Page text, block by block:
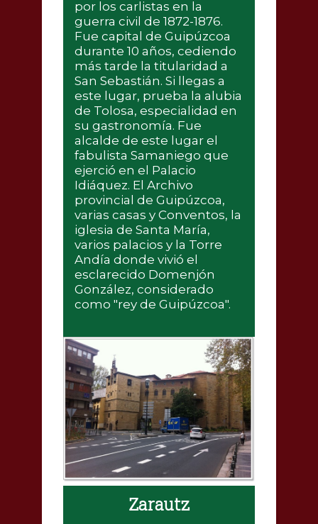
por los carlistas en la
guerra civil de 1872-1876.
Fue capital de Guipúzcoa
durante 10 años, cediendo
más tarde la titularidad a
San Sebastián. Si llegas a
este lugar, prueba la alubia
de Tolosa, especialidad en
su gastronomía. Fue
alcalde de este lugar el
fabulista Samaniego que
ejerció en el Palacio
Idiáquez. El Archivo
provincial de Guipúzcoa,
varias casas y Conventos, la
iglesia de Santa María,
varios palacios y la Torre
Andía donde vivió el
esclarecido Domenjón
González, considerado
como "rey de Guipúzcoa".
Zarautz